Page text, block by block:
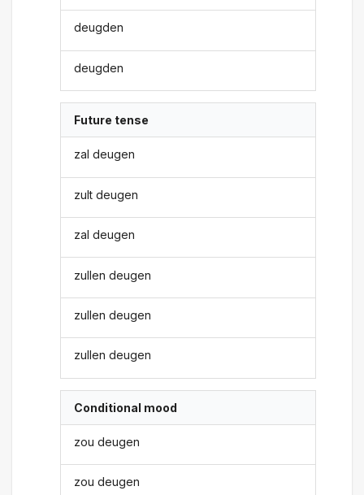
deugden
deugden
Future tense
zal deugen
zult deugen
zal deugen
zullen deugen
zullen deugen
zullen deugen
Conditional mood
zou deugen
zou deugen